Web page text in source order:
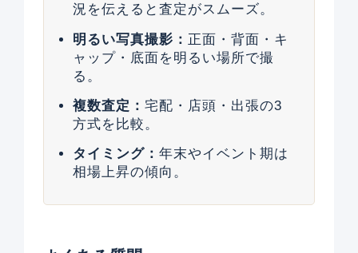
況を伝えると査定がスムーズ。
明るい写真撮影： 正面・背面・キ
ャップ・底面を明るい場所で撮
る。
複数査定： 宅配・店頭・出張の3
方式を比較。
タイミング： 年末やイベント期は
相場上昇の傾向。